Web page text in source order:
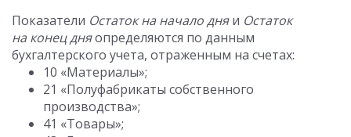
Показатели Остаток на начало дняи Остаток
на конец дняопределяются по данным
бухгалтерского учета, отраженным на счетах:
10 «Материалы»;
21 «Полуфабрикаты собственного
производства»;
41 «Товары»;